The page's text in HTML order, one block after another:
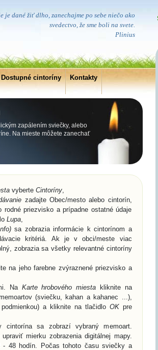
je dané žiť dlho, zanechajme po sebe niečo ako
svedectvo, že sme boli na svete.
Plinius
Dostupné cintoríny Kontakty
zapálením sviečky, alebo
Na mieste môžete zanechať
vyberte Cintoríny,
zadajte Obec/mesto alebo cintorín,
priezvisko a prípadne ostatné údaje
Lupa,
sa zobrazia informácie k cintorínom a
kritériá. Ak je v obci/meste viac
zobrazia sa všetky relevantné cintoríny
na jeho farebne zvýraznené priezvisko a
Na Karte hrobového miesta kliknite na
(sviečku, kahan a kahanec ...),
a kliknite na tlačidlo OKpre
cintorína sa zobrazí vybraný memoart.
mierku zobrazenia digitálnej mapy.
- 48 hodín. Počas tohoto času sviečky a